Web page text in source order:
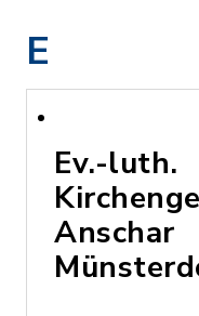
E
Ev.-luth.
Anschar